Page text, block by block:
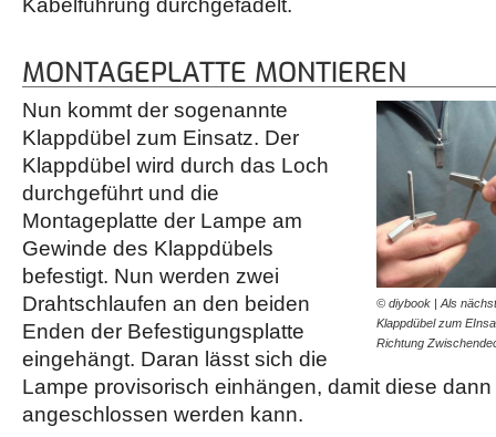
Kabelführung durchgefädelt.
MONTAGEPLATTE MONTIEREN
© diybook | Als
Klappdübel zum
Richtung
Nun kommt der sogenannte
Klappdübel zum Einsatz. Der
Klappdübel wird durch das Loch
durchgeführt und die
Montageplatte der Lampe am
Gewinde des Klappdübels
befestigt. Nun werden zwei
Drahtschlaufen an den beiden
Enden der Befestigungsplatte
eingehängt. Daran lässt sich die
Lampe provisorisch einhängen, damit diese
angeschlossen werden kann.